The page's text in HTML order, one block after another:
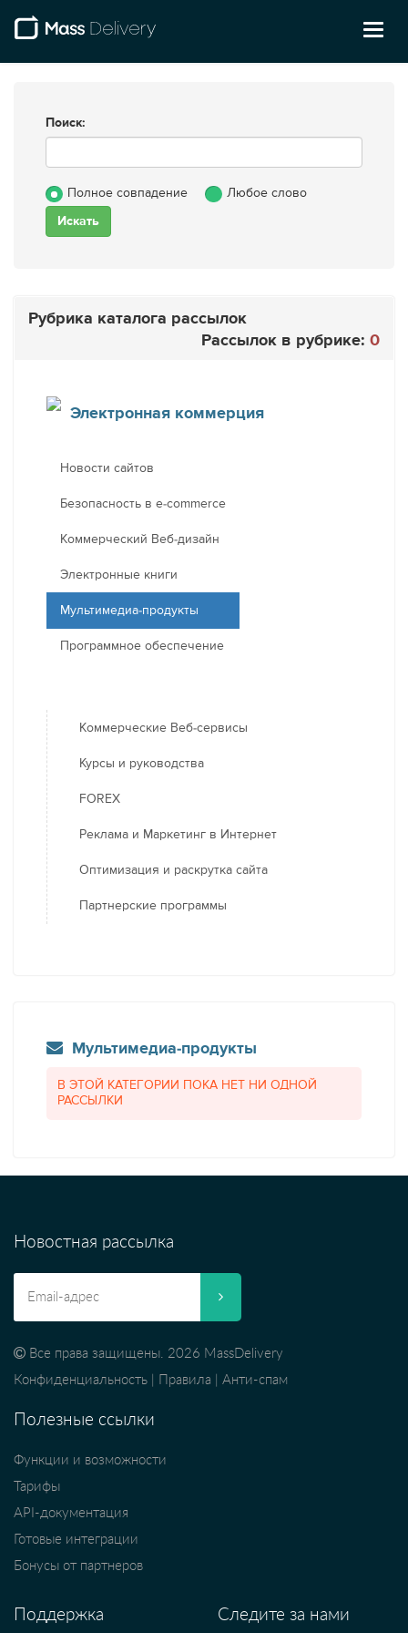
Поиск:
Полное совпадение Любое слово
Рубрика каталога рассылок
Рассылок в рубрике: 0
Электронная коммерция
Новости сайтов
Безопасность в e-commerce
Коммерческий Веб-дизайн
Электронные книги
Мультимедиа-продукты
Программное обеспечение
Коммерческие Веб-сервисы
Курсы и руководства
FOREX
Реклама и Маркетинг в Интернет
Оптимизация и раскрутка сайта
Партнерские программы
Мультимедиа-продукты
В ЭТОЙ КАТЕГОРИИ ПОКА НЕТ НИ ОДНОЙ
РАССЫЛКИ
Новостная рассылка
Все права защищены. 2026 MassDelivery
Конфиденциальность
Правила Анти-спам
Полезные ссылки
Функции и возможности
Тарифы
API-документация
Готовые интеграции
Бонусы от партнеров
Поддержка Следите за нами